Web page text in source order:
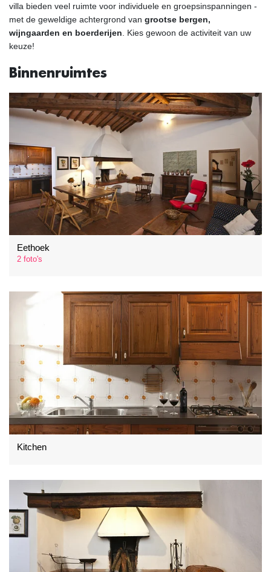
villa bieden veel ruimte voor individuele en groepsinspanningen -
met de geweldige achtergrond van grootse bergen,
wijngaarden en boerderijen . Kies gewoon de activiteit van uw
keuze!
Binnenruimtes
Eethoek
2 foto's
Kitchen